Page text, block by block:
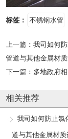
标签： 不锈钢水管
上一篇： 我司如何
管道与其他金属材
下一篇： 多地政府
相关推荐
我司如何防止氯
道与其他金属材